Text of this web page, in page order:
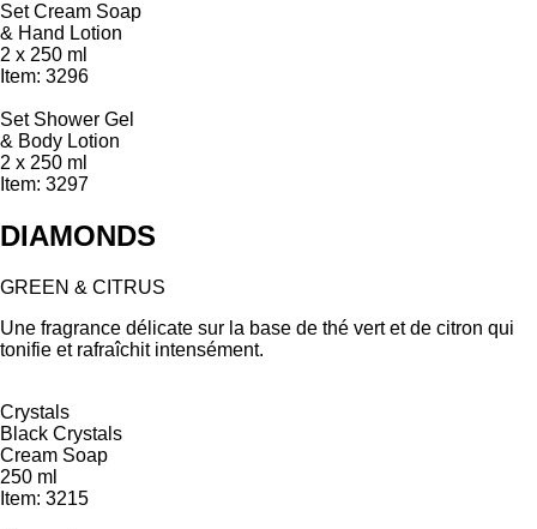
Set Cream Soap
& Hand Lotion
2 x 250 ml
Item: 3296
Set Shower Gel
& Body Lotion
2 x 250 ml
Item: 3297
DIAMONDS
GREEN & CITRUS
Une fragrance délicate sur la base de thé vert et de citron qui
tonifie et rafraîchit intensément.
Crystals
Black Crystals
Cream Soap
250 ml
Item: 3215